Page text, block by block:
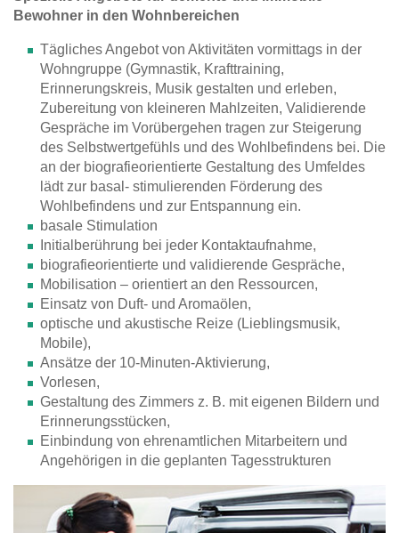
Bewohner in den Wohnbereichen
Tägliches Angebot von Aktivitäten vormittags in der
Wohngruppe (Gymnastik, Krafttraining,
Erinnerungskreis, Musik gestalten und erleben,
Zubereitung von kleineren Mahlzeiten, Validierende
Gespräche im Vorübergehen tragen zur Steigerung
des Selbstwertgefühls und des Wohlbefindens bei. Die
an der biografieorientierte Gestaltung des Umfeldes
lädt zur basal- stimulierenden Förderung des
Wohlbefindens und zur Entspannung ein.
basale Stimulation
Initialberührung bei jeder Kontaktaufnahme,
biografieorientierte und validierende Gespräche,
Mobilisation – orientiert an den Ressourcen,
Einsatz von Duft- und Aromaölen,
optische und akustische Reize (Lieblingsmusik,
Mobile),
Ansätze der 10-Minuten-Aktivierung,
Vorlesen,
Gestaltung des Zimmers z. B. mit eigenen Bildern und
Erinnerungsstücken,
Einbindung von ehrenamtlichen Mitarbeitern und
Angehörigen in die geplanten Tagesstrukturen